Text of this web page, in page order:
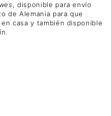
, disponible para envío
de Alemania para que
casa y también disponible